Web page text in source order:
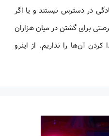
در دسترس نیستند و یا اگر
برای گشتن در میان هزاران
آن‌ها را نداریم. از اینرو